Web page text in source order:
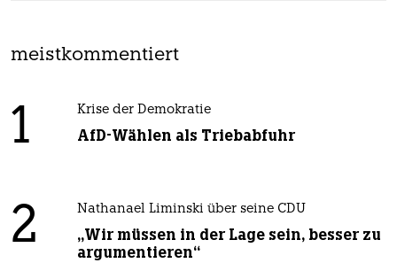
meistkommentiert
1 Krise der Demokratie
AfD-Wählen als Triebabfuhr
2 Nathanael Liminski über seine CDU
„Wir müssen in der Lage sein, besser zu
argumentieren“